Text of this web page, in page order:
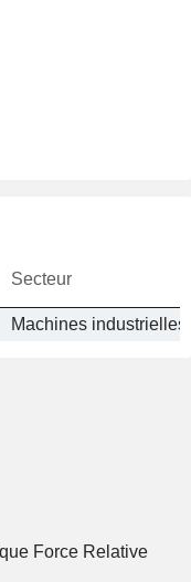
Secteur
Machines industrielles
Force Relative